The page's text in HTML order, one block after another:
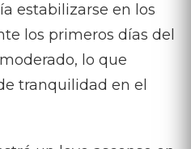
estabilizarse en los
los primeros días del
lo que
tranquilidad en el